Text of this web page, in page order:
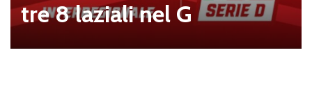
G
ssi è il
el club